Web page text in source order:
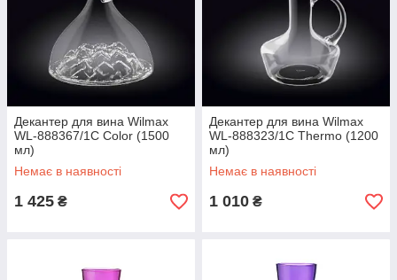
Декантер для вина Wilmax
WL-888367/1C Color (1500
мл)
Немає в наявності
1 425 ₴
Декантер для вина Wilmax
WL-888323/1C Thermo (1200
мл)
Немає в наявності
1 010 ₴